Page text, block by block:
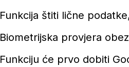
Funkcija štiti lične
Biometrijska provjera
Funkciju će prvo dobiti